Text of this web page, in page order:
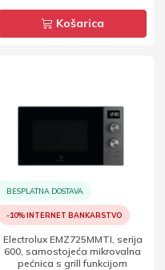
Košarica
BESPLATNA DOSTAVA
-10% INTERNET BANKARSTVO
Electrolux EMZ725MMTI, serija
600, samostojeća mikrovalna
pećnica s grill funkcijom